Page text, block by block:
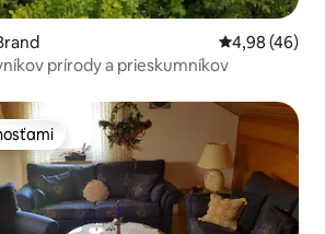
Priemerné
4,98 (46)
prírody a prieskumníkov